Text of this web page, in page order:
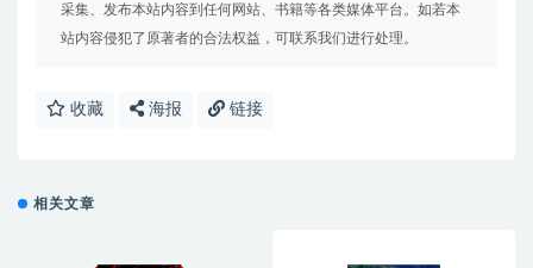
采集、发布本站内容到任何网站、书籍等各类媒体平台。如若本
站内容侵犯了原著者的合法权益，可联系我们进行处理。
收藏 海报 链接
相关文章